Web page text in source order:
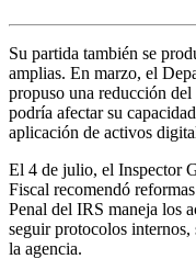
Su partida también se
amplias. En marzo, el
propuso una reducción
podría afectar su
aplicación de activos
El 4 de julio, el Inspector
Fiscal recomendó
Penal del IRS maneja los
seguir protocolos internos,
la agencia.